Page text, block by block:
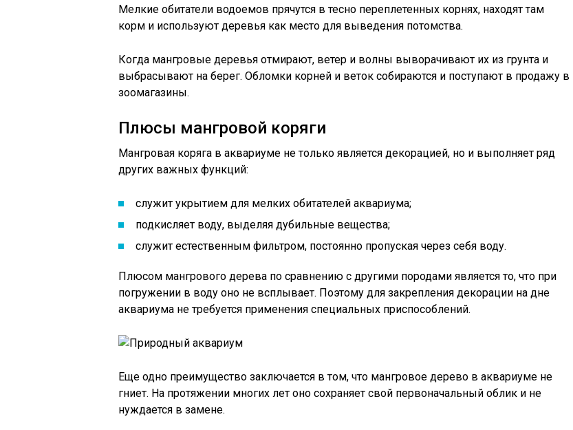
Мелкие обитатели водоемов прячутся в тесно переплетенных корнях, находят там
корм и используют деревья как место для выведения потомства.
Когда мангровые деревья отмирают, ветер и волны выворачивают их из грунта и
выбрасывают на берег. Обломки корней и веток собираются и поступают в продажу в
зоомагазины.
Плюсы мангровой коряги
Мангровая коряга в аквариуме не только является декорацией, но и выполняет ряд
других важных функций:
служит укрытием для мелких обитателей аквариума;
подкисляет воду, выделяя дубильные вещества;
служит естественным фильтром, постоянно пропуская через себя воду.
Плюсом мангрового дерева по сравнению с другими породами является то, что при
погружении в воду оно не всплывает. Поэтому для закрепления декорации на дне
аквариума не требуется применения специальных приспособлений.
Еще одно преимущество заключается в том, что мангровое дерево в аквариуме не
гниет. На протяжении многих лет оно сохраняет свой первоначальный облик и не
нуждается в замене.